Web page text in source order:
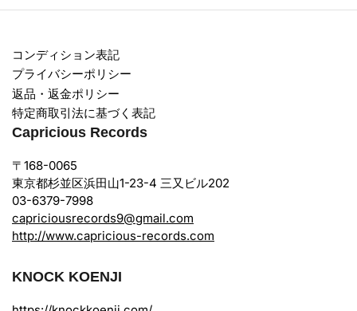
コンディション表記
プライバシーポリシー
返品・返金ポリシー
特定商取引法に基づく表記
Capricious Records
〒168-0065
東京都杉並区浜田山1-23-4 三又ビル202
03-6379-7998
capriciousrecords9@gmail.com
http://www.capricious-records.com
KNOCK KOENJI